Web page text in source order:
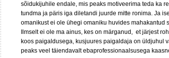
sõidukijuhile endale, mis peaks motiveerima teda ka
tundma ja päris iga diletandi juurde mitte ronima. Ja
omanikust ei ole ühegi omaniku huvides mahakantud
Ilmselt ei ole ma ainus, kes on märganud, et järjest
koos paigaldusega, kusjuures paigaldaja on üldjuhul
peaks veel täiendavalt ebaprofessionaalsusega